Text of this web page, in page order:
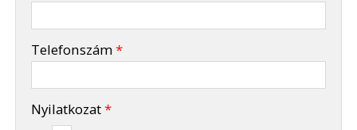
Telefonszám*
Nyilatkozat*